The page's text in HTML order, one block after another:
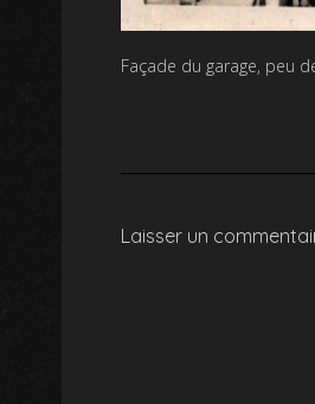
Façade du garage, peu
Laisser un